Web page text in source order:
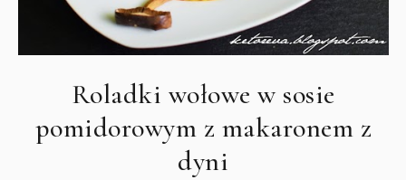
Roladki wołowe w sosie
pomidorowym z makaronem z
dyni